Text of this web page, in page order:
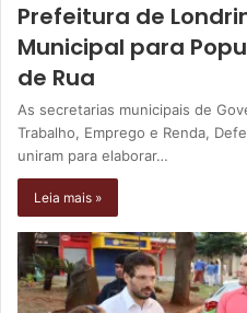
Prefeitura de
Municipal para
de Rua
As secretarias municipais de
Trabalho, Emprego e Renda,
uniram para elaborar…
Leia mais »